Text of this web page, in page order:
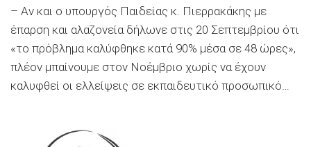
– Αν και ο υπουργός Παιδείας κ. Πιερρακάκης με
έπαρση και αλαζονεία δήλωνε στις 20 Σεπτεμβρίου ότι
«το πρόβλημα καλύφθηκε κατά 90% μέσα σε 48 ώρες»,
πλέον μπαίνουμε στον Νοέμβριο χωρίς να έχουν
καλυφθεί οι ελλείψεις σε εκπαιδευτικό προσωπικό…